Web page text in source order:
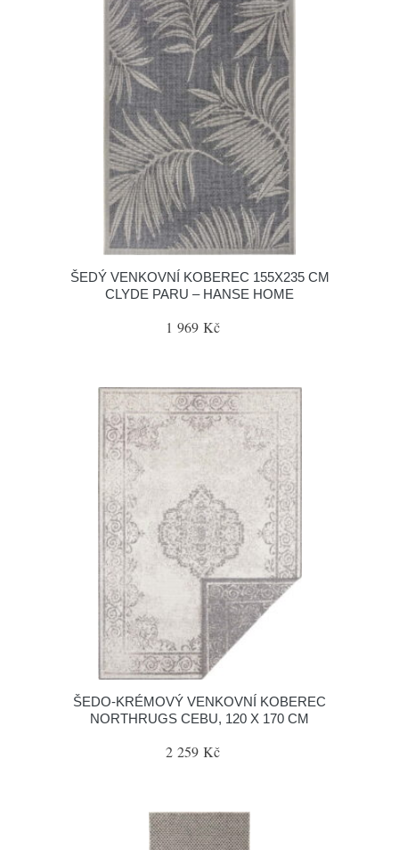
ŠEDÝ VENKOVNÍ KOBEREC 155X235 CM
CLYDE PARU – HANSE HOME
1 969 Kč
ŠEDO-KRÉMOVÝ VENKOVNÍ KOBEREC
NORTHRUGS CEBU, 120 X 170 CM
2 259 Kč